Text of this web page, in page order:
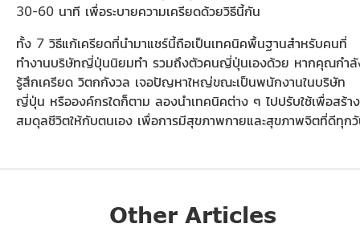
30-60 นาที เพื่อระบายความเครียดด้วยวิธีนี้กัน
ทั้ง 7 วิธีแก้เครียดที่นำมาแชร์นี้ถือเป็นเทคนิคพื้นฐานสำหรับคนที่
ทำงานบริษัทญี่ปุ่นนิยมทำ รวมถึงตัวคนญี่ปุ่นเองด้วย หากคุณกำลั
รู้สึกเครียด วิตกกังวล เจอปัญหาใหญ่ขณะเป็นพนักงานในบริษัท
ญี่ปุ่น หรือองค์กรใดก็ตาม ลองนำเทคนิคต่าง ๆ ไปปรับใช้เพื่อสร้าง
สมดุลชีวิตให้กับตนเอง เพื่อการมีสุขภาพกายและสุขภาพจิตที่ดีทุก
Other Articles